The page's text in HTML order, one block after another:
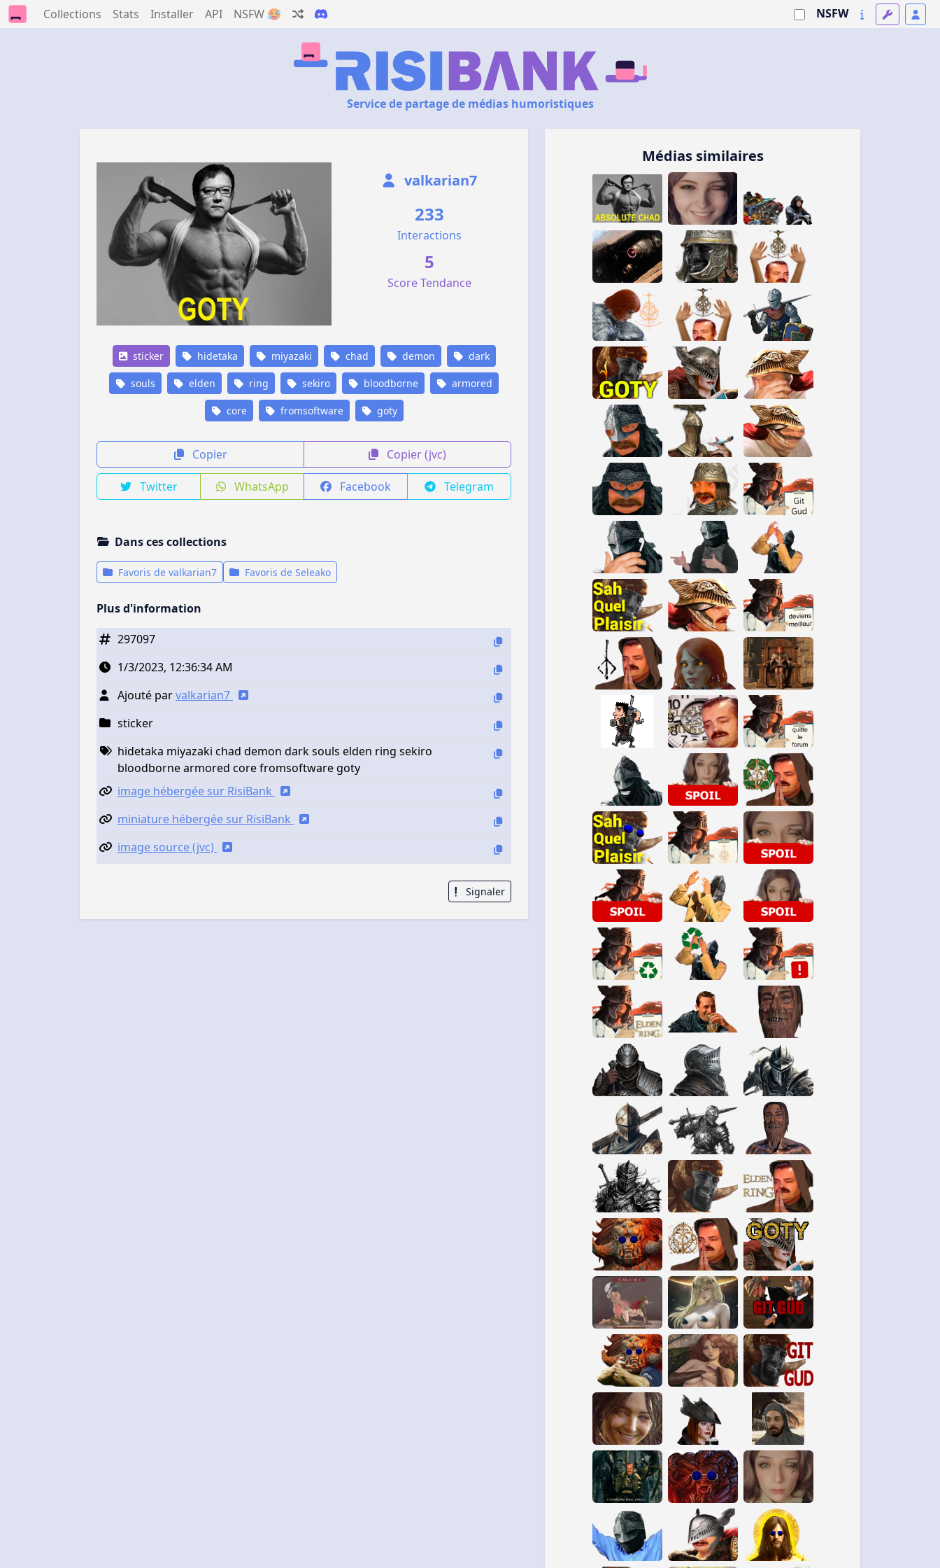
Collections Stats Installer API NSFW 🥵 NSFW
Service de partage de médias humoristiques
valkarian7
233
Interactions
5
Score Tendance
sticker hidetaka miyazaki chad demon dark
souls elden ring sekiro bloodborne armored
core fromsoftware goty
Copier Copier (jvc)
Twitter WhatsApp Facebook Telegram
Dans ces collections
Favoris de valkarian7 Favoris de Seleako
Plus d'information
297097
1/3/2023, 12:36:34 AM
Ajouté parvalkarian7
sticker
hidetaka miyazaki chad demon dark souls elden ring sekiro
bloodborne armored core fromsoftware goty
image hébergée sur RisiBank
miniature hébergée sur RisiBank
image source (jvc)
Signaler
Médias similaires